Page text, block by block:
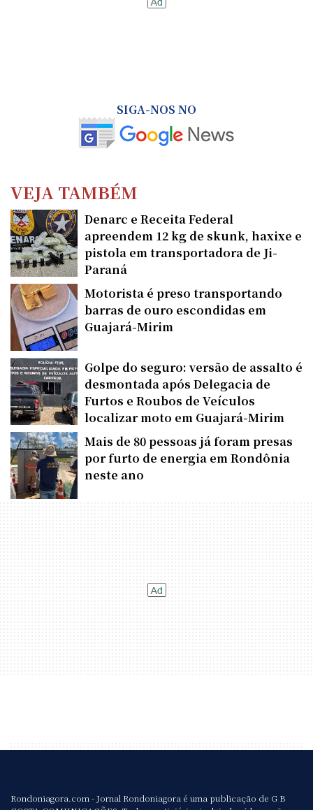
SIGA-NOS NO
VEJA TAMBÉM
Denarc e Receita Federal
apreendem 12 kg de skunk, haxixe e
pistola em transportadora de Ji-
Paraná
Motorista é preso transportando
barras de ouro escondidas em
Guajará-Mirim
Golpe do seguro: versão de assalto é
desmontada após Delegacia de
Furtos e Roubos de Veículos
localizar moto em Guajará-Mirim
Mais de 80 pessoas já foram presas
por furto de energia em Rondônia
neste ano
Rondoniagora.com - Jornal Rondoniagora é uma publicação de G B